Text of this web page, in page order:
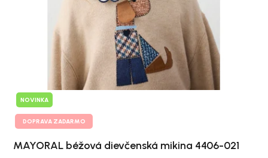
NOVINKA
DOPRAVA ZADARMO
MAYORAL béžová dievčenská mikina 4406-021